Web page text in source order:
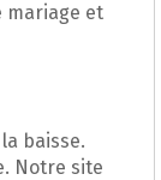
mariage et
baisse.
Notre site